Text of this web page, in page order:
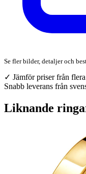
Se fler bilder, detaljer och
✓ Jämför priser från
Snabb leverans från
Liknande